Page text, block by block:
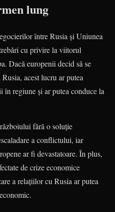
lung
între Rusia și Uniunea
cu privire la viitorul
Dacă europenii decid să se
acest lucru ar putea
în regiune și ar putea conduce la
fără o soluție
a conflictului, iar
ar fi devastatoare. În plus,
de crize economice
a relațiilor cu Rusia ar putea